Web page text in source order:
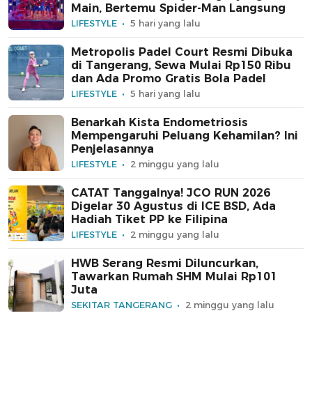
Main, Bertemu Spider-Man Langsung
LIFESTYLE 5 hari yang lalu
Metropolis Padel Court Resmi Dibuka
di Tangerang, Sewa Mulai Rp150 Ribu
dan Ada Promo Gratis Bola Padel
LIFESTYLE 5 hari yang lalu
Benarkah Kista Endometriosis
Mempengaruhi Peluang Kehamilan? Ini
Penjelasannya
LIFESTYLE 2 minggu yang lalu
CATAT Tanggalnya! JCO RUN 2026
Digelar 30 Agustus di ICE BSD, Ada
Hadiah Tiket PP ke Filipina
LIFESTYLE 2 minggu yang lalu
HWB Serang Resmi Diluncurkan,
Tawarkan Rumah SHM Mulai Rp101
Juta
SEKITAR TANGERANG 2 minggu yang lalu